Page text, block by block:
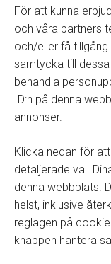
För att kunna
och våra partners
och/eller få
samtycka till
behandla
ID:n på denna
annonser.
Klicka nedan för
detaljerade val.
denna webbplats.
helst, inklusive
reglagen på
knappen hantera
Winassist
Winassist system AB
som effektiviserar det
fordonsbranschen.
kunder till mer